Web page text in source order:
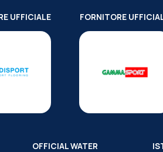
UFFICIALE FORNITORE
OFFICIAL WATER